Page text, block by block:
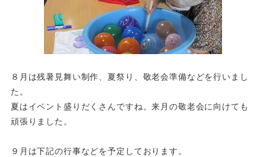
８月は残暑見舞い制作、夏祭り、敬老会準備などを行いまし
た。
夏はイベント盛りだくさんですね。来月の敬老会に向けても
頑張りました。
９月は下記の行事などを予定しております。